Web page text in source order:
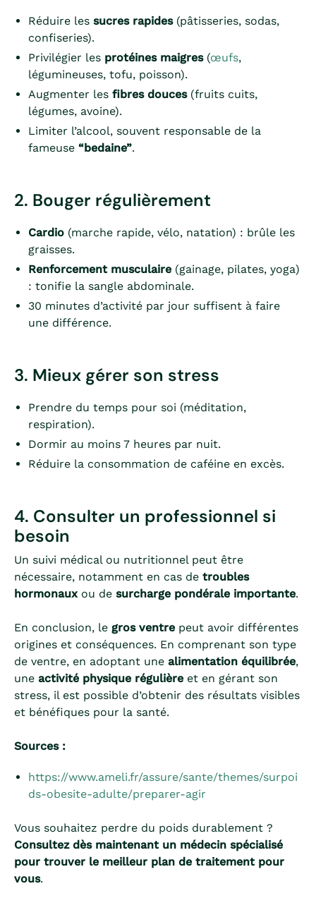
Réduire les sucres rapides(pâtisseries, sodas,
confiseries).
Privilégier les protéines maigres(œufs,
légumineuses, tofu, poisson).
Augmenter les fibres douces(fruits cuits,
légumes, avoine).
Limiter l’alcool, souvent responsable de la
fameuse “bedaine”.
2. Bouger régulièrement
Cardio (marche rapide, vélo, natation) : brûle les
graisses.
Renforcement musculaire (gainage, pilates, yoga)
: tonifie la sangle abdominale.
30 minutes d’activité par jour suffisent à faire
une différence.
3. Mieux gérer son stress
Prendre du temps pour soi (méditation,
respiration).
Dormir au moins 7 heures par nuit.
Réduire la consommation de caféine en excès.
4. Consulter un professionnel si
besoin
Un suivi médical ou nutritionnel peut être
nécessaire, notamment en cas de troubles
hormonauxou de surcharge pondérale importante.
En conclusion, le gros ventre peut avoir différentes
origines et conséquences. En comprenant son type
de ventre, en adoptant une alimentation équilibrée,
une activité physique régulière et en gérant son
stress, il est possible d’obtenir des résultats visibles
et bénéfiques pour la santé.
Sources :
https://www.ameli.fr/assure/sante/themes/surpoi
ds-obesite-adulte/preparer-agir
Vous souhaitez perdre du poids durablement ?
Consultez dès maintenant un médecin spécialisé
pour trouver le meilleur plan de traitement pour
vous.